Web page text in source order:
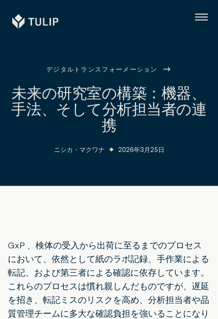
Tulip
メ
デジタルトランスフォーメーション
未来の研究室の構築：機器、
手法、そして分析担当者の連
携
ニシカ・マクワナ 2026年3月25日
GxP 、検体の受入から出荷に至るまでのプロセス
において、依然として紙のラボ記録、手作業による
転記、および第三者による確認に依存しています。
これらのプロセスは慣れ親しんだものですが、遅延
を招き、転記ミスのリスクを高め、分析担当者や品
質管理チームに多大な確認負担を強いることになり